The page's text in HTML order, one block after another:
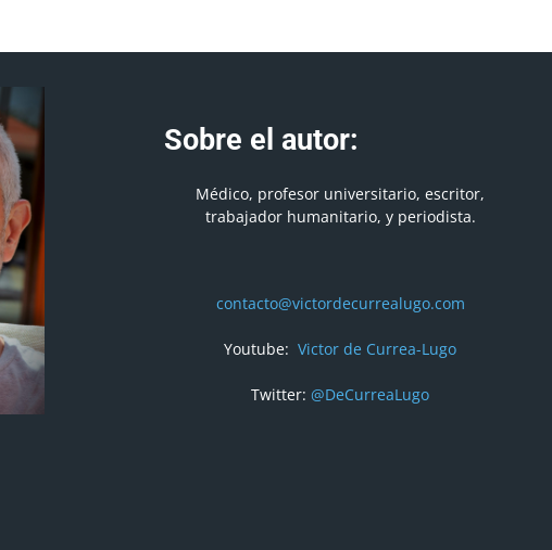
Sobre el autor:
Médico, profesor universitario, escritor,
trabajador humanitario, y periodista.
contacto@victordecurrealugo.com
Youtube: Victor de Currea-Lugo
Twitter: @DeCurreaLugo